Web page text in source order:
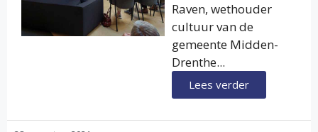
Raven, wethouder
cultuur van de
gemeente Midden-
Drenthe...
Lees verder